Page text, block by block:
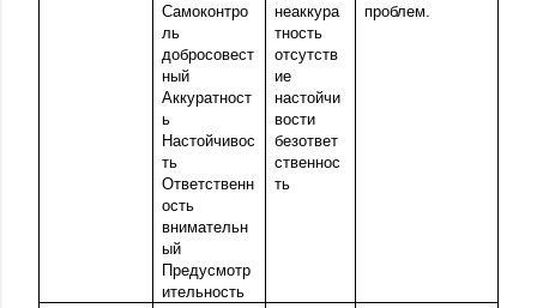
Самоконтро
ль
добросовест
ный
Аккуратност
ь
Настойчивос
ть
Ответственн
ость
внимательн
ый
Предусмотр
ительность
неаккура
тность
отсутств
ие
настойчи
вости
безответ
ственнос
ть
проблем.